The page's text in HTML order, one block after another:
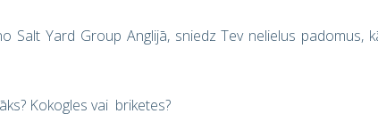
Salt Yard Group Anglijā, sniedz Tev nelielus padomus,
Kokogles vai briketes?